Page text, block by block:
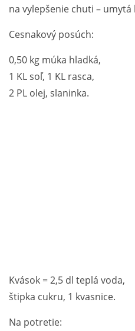
na vylepšenie chuti –
Cesnakový posúch:
0,50 kg múka hladká,
1 KL soľ, 1 KL rasca,
2 PL olej, slaninka.
Kvások = 2,5 dl teplá voda,
štipka cukru, 1 kvasnice.
Na potretie: